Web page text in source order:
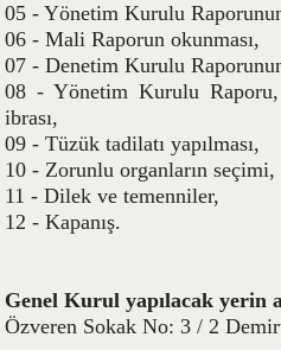
05 - Yönetim Kurulu
06 - Mali Raporun okunması,
07 - Denetim Kurulu
08 - Yönetim Kurulu
ibrası,
09 - Tüzük tadilatı yapılması,
10 - Zorunlu organların seçimi,
11 - Dilek ve temenniler,
12 - Kapanış.
Genel Kurul yapılacak yerin
Özveren Sokak No: 3 / 2